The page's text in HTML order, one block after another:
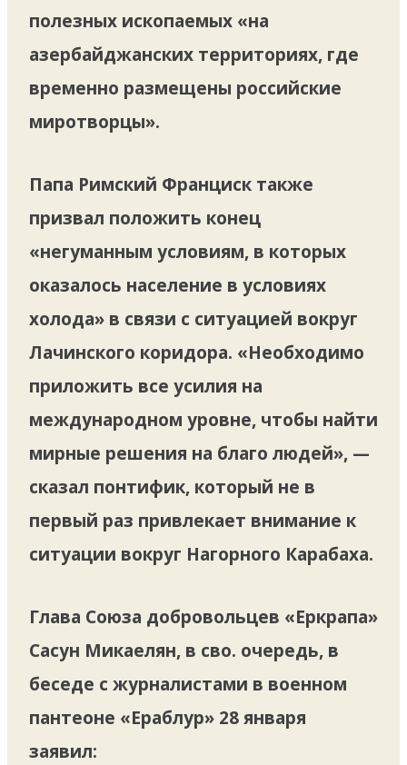
полезных ископаемых «на
азербайджанских территориях, где
временно размещены российские
миротворцы».
Папа Римский Франциск также
призвал положить конец
«негуманным условиям, в которых
оказалось население в условиях
холода» в связи с ситуацией вокруг
Лачинского коридора. «Необходимо
приложить все усилия на
международном уровне, чтобы найти
мирные решения на благо людей», —
сказал понтифик, который не в
первый раз привлекает внимание к
ситуации вокруг Нагорного Карабаха.
Глава Союза добровольцев «Еркрапа»
Сасун Микаелян, в сво. очередь, в
беседе с журналистами в военном
пантеоне «Ераблур» 28 января
заявил: